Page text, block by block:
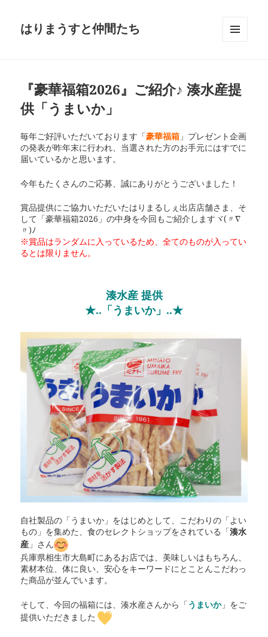
はりまうすと仲間たち
『豪華福箱2026』ご紹介♪ 湊水産提
供「うまいか」
毎年ご好評いただいております「豪華福箱 」プレゼント企画
の発表が昨年末に行われ、当選された方のお手元にはすでに
届いているかと思います。
今年もたくさんのご応募、誠にありがとうございました！
賞品提供にご協力いただいたはりまるしぇ出店店舗さま、そ
して「豪華福箱2026」の中身を今回もご紹介しますヾ(〃∇
〃)ﾉ
※賞品はランダムに入っているため、全てのものが入ってい
るとは限りません。
湊水産 提供
★..「うまいか」..★
自社製品の「うまいか」をはじめとして、こだわりの「よい
もの」を集めた、食のセレクトショップをされている「湊水
産 」さん
兵庫県相生市大島町にあるお店では、美味しいはもちろん、
素材本位、体に良い、安心をキーワードにとことんこだわっ
た商品が並んでいます。
そして、今回の福箱には、湊水産さんから「うまいか」をご
提供いただきました